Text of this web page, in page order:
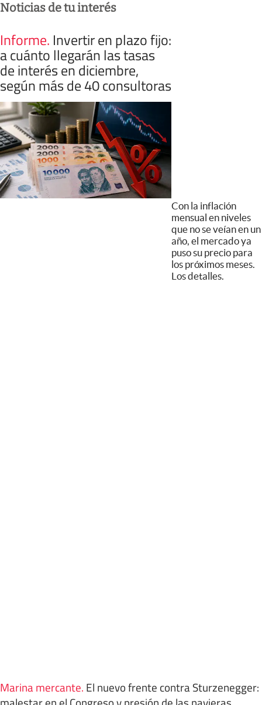
Noticias de tu interés
Informe. Invertir en plazo fijo:
a cuánto llegarán las tasas
de interés en diciembre,
según más de 40 consultoras
Con la inflación
mensual en niveles
que no se veían en un
año, el mercado ya
puso su precio para
los próximos meses.
Los detalles.
Marina mercante. El nuevo frente contra Sturzenegger: